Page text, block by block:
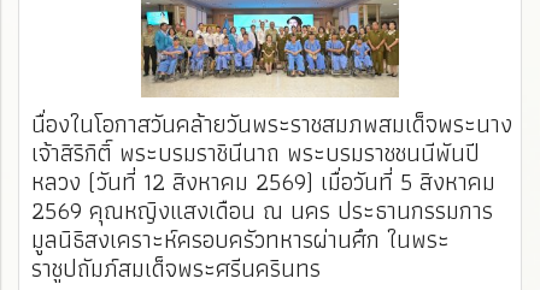
นื่องในโอกาสวันคล้ายวันพระราชสมภพสมเด็จพระนาง
เจ้าสิริกิติ์ พระบรมราชินีนาถ พระบรมราชชนนีพันปี
หลวง (วันที่ 12 สิงหาคม 2569) เมื่อวันที่ 5 สิงหาคม
2569 คุณหญิงแสงเดือน ณ นคร ประธานกรรมการ
มูลนิธิสงเคราะห์ครอบครัวทหารผ่านศึก ในพระ
ราชูปถัมภ์สมเด็จพระศรีนครินทร